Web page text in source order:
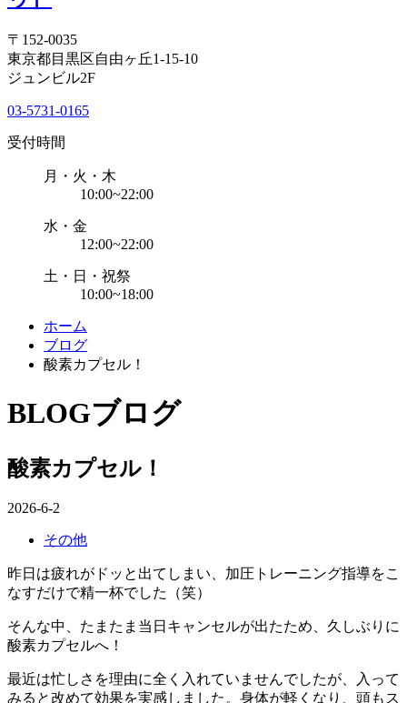
〒152-0035
東京都目黒区自由ヶ丘1-15-10
ジュンビル2F
03-5731-0165
受付時間
月・火・木
10:00~22:00
水・金
12:00~22:00
土・日・祝祭
10:00~18:00
ホーム
ブログ
酸素カプセル！
BLOGブログ
酸素カプセル！
2026-6-2
その他
昨日は疲れがドッと出てしまい、加圧トレーニング指導をこ
なすだけで精一杯でした（笑）
そんな中、たまたま当日キャンセルが出たため、久しぶりに
酸素カプセルへ！
最近は忙しさを理由に全く入れていませんでしたが、入って
みると改めて効果を実感しました。身体が軽くなり、頭もス